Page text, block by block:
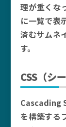
理が重くな
に一覧で表
済むサムネ
す。
CSS（シ
Cascading
を構築する